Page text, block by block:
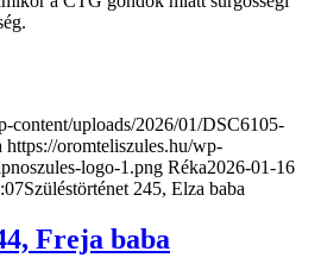
content/uploads/2026/01/DSC6105-
https://oromteliszules.hu/wp-
logo-1.png Réka2026-01-16
Szüléstörténet 245, Elza baba
Freja baba